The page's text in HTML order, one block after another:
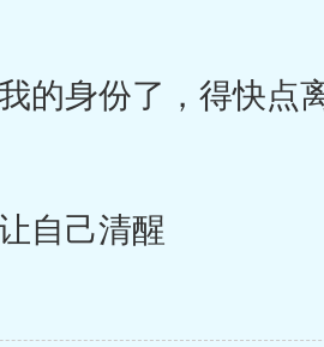
的身份了，得快
自己清醒